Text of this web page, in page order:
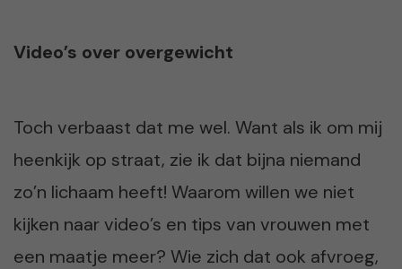
Video’s over overgewicht
Toch verbaast dat me wel. Want als ik om mij
heenkijk op straat, zie ik dat bijna niemand
zo’n lichaam heeft! Waarom willen we niet
kijken naar video’s en tips van vrouwen met
een maatje meer? Wie zich dat ook afvroeg,